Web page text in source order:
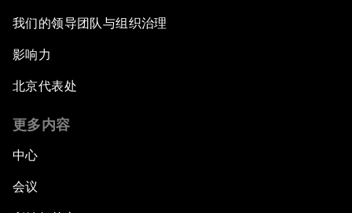
我们的领导团队与组织治理
影响力
北京代表处
更多内容
中心
会议